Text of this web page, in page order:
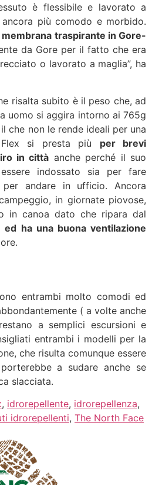
è flessibile e lavorato a
più comodo e morbido.
membrana traspirante in Gore-
da Gore per il fatto che era
o lavorato a maglia”, ha
risalta subito è il peso che, ad
uomo si aggira intorno ai 765g
che non le rende ideali per una
Flex si presta più per brevi
in città anche perché il suo
indossato sia per fare
per andare in ufficio. Ancora
in giornate piovose,
in canoa dato che ripara dal
ed ha una buona ventilazione
entrambi molto comodi ed
( a volte anche
a semplici escursioni e
entrambi i modelli per la
che risulta comunque essere
a sudare anche se
slacciata.
, idrorepellente, idrorepellenza,
idrorepellenti, The North Face